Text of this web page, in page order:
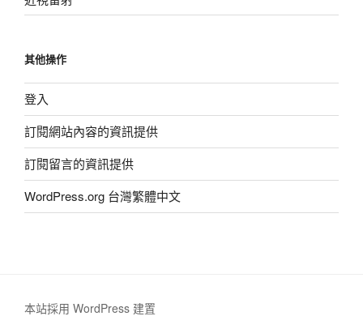
其他操作
登入
訂閱網站內容的資訊提供
訂閱留言的資訊提供
WordPress.org 台灣繁體中文
本站採用 WordPress 建置